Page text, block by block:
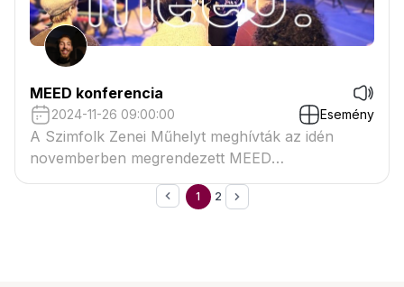
MEED konferencia
2024-11-26 09:00:00 Esemény
A Szimfolk Zenei Műhelyt meghívták az idén
novemberben megrendezett MEED
konferenciára.
1 2